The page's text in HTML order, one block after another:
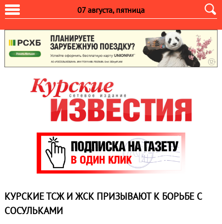
07 августа, пятница
КУРСКИЕ ТСЖ И ЖСК ПРИЗЫВАЮТ К БОРЬБЕ С
СОСУЛЬКАМИ